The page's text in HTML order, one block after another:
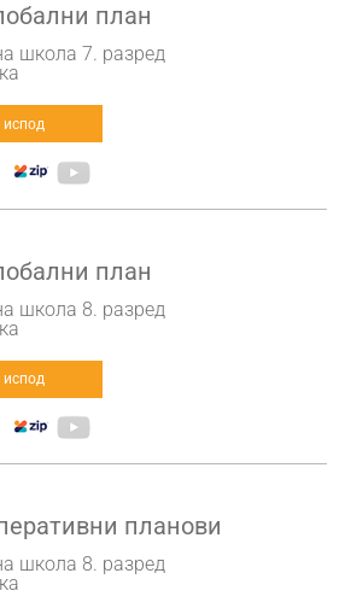
план
школа 7. разред
план
школа 8. разред
испод
планови
школа 8. разред